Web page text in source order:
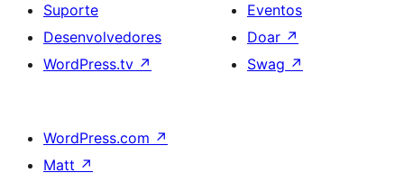
Suporte
Desenvolvedores
WordPress.tv ↗
Eventos
Doar ↗
Swag ↗
WordPress.com ↗
Matt ↗